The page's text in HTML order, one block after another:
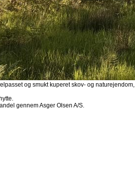
og smukt kuperet skov- og
gennem Asger Olsen A/S.